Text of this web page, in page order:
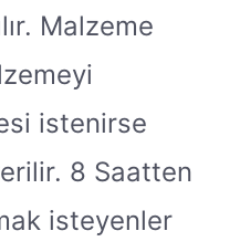
Malzeme
istenirse
8 Saatten
isteyenler